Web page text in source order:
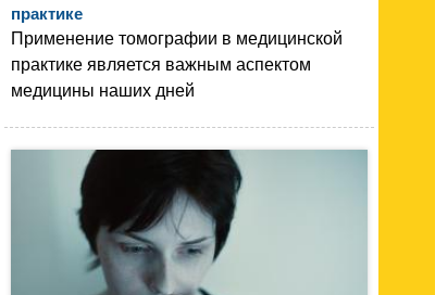
практике
Применение томографии в медицинской
практике является важным аспектом
медицины наших дней